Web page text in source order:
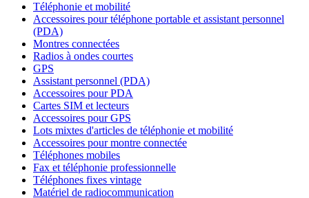
Téléphonie et mobilité
Accessoires pour téléphone portable et assistant personnel
(PDA)
Montres connectées
Radios à ondes courtes
GPS
Assistant personnel (PDA)
Accessoires pour PDA
Cartes SIM et lecteurs
Accessoires pour GPS
Lots mixtes d'articles de téléphonie et mobilité
Accessoires pour montre connectée
Téléphones mobiles
Fax et téléphonie professionnelle
Téléphones fixes vintage
Matériel de radiocommunication